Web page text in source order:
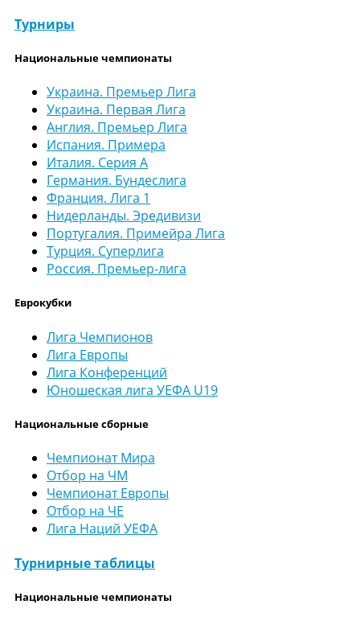
Турниры
Национальные чемпионаты
Украина. Премьер Лига
Украина. Первая Лига
Англия. Премьер Лига
Испания. Примера
Италия. Серия А
Германия. Бундеслига
Франция. Лига 1
Нидерланды. Эредивизи
Португалия. Примейра Лига
Турция. Суперлига
Россия. Премьер-лига
Еврокубки
Лига Чемпионов
Лига Европы
Лига Конференций
Юношеская лига УЕФА U19
Национальные сборные
Чемпионат Мира
Отбор на ЧМ
Чемпионат Европы
Отбор на ЧЕ
Лига Наций УЕФА
Турнирные таблицы
Национальные чемпионаты